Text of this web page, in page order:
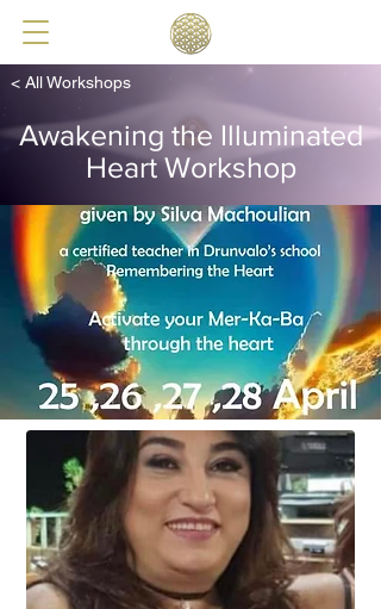
< All Workshops
Awakening the Illuminated
Heart Workshop